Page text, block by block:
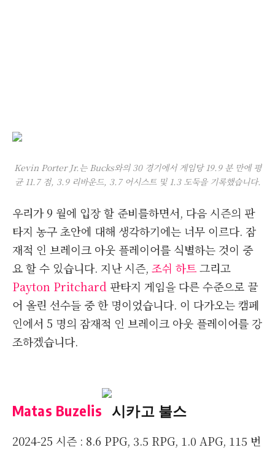
Kevin Porter Jr.는 Bucks와의 30 경기에서 게임당 19.9 분 만에 평
균 11.7 점, 3.9 리바운드, 3.7 어시스트 및 1.3 도둑을 기록했습니다.
우리가 9 월에 입장 할 준비를하면서, 다음 시즌의 판
타지 농구 초안에 대해 생각하기에는 너무 이르다. 잠
재적 인 브레이크 아웃 플레이어를 식별하는 것이 중
요 할 수 있습니다. 지난 시즌, 조쉬 하트그리고
Payton Pritchard 판타지 게임을 다른 수준으로 끌
어 올린 선수들 중 한 명이었습니다. 이 다가오는 캠페
인에서 5 명의 잠재적 인 브레이크 아웃 플레이어를 강
조하겠습니다.
Matas Buzelis 시카고 불스
2024-25 시즌 : 8.6 PPG, 3.5 RPG, 1.0 APG, 115 번